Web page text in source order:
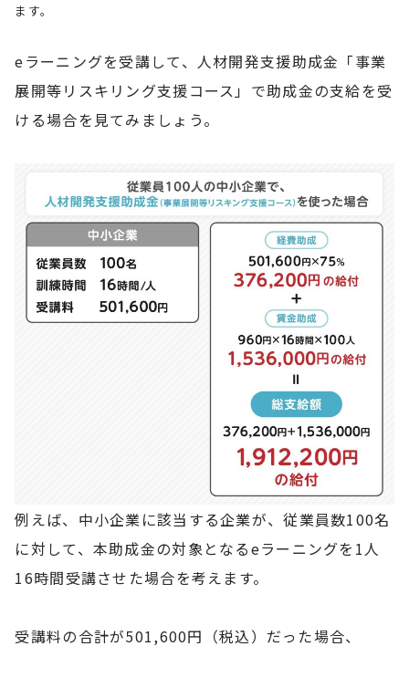
ます。
eラーニングを受講して、人材開発支援助成金「事業
展開等リスキリング支援コース」で助成金の支給を受
ける場合を見てみましょう。
例えば、中小企業に該当する企業が、従業員数100名
に対して、本助成金の対象となるeラーニングを1人
16時間受講させた場合を考えます。
受講料の合計が501,600円（税込）だった場合、